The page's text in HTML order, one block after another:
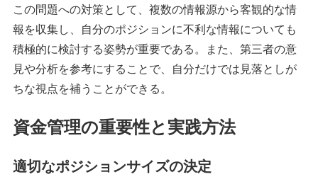
この問題への対策として、複数の情報源から客観的な情
報を収集し、自分のポジションに不利な情報についても
積極的に検討する姿勢が重要である。また、第三者の意
見や分析を参考にすることで、自分だけでは見落としが
ちな視点を補うことができる。
資金管理の重要性と実践方法
適切なポジションサイズの決定